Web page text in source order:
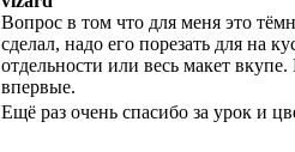
Вопрос в том что для меня это
сделал, надо его порезать для на
отдельности или весь макет
впервые.
Ещё раз очень спасибо за урок и